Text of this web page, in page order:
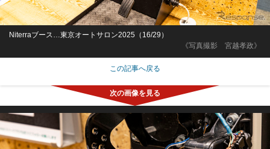
《写真撮影 宮越孝政》
Niterraブース…東京オートサロン2025（16/29）
この記事へ戻る